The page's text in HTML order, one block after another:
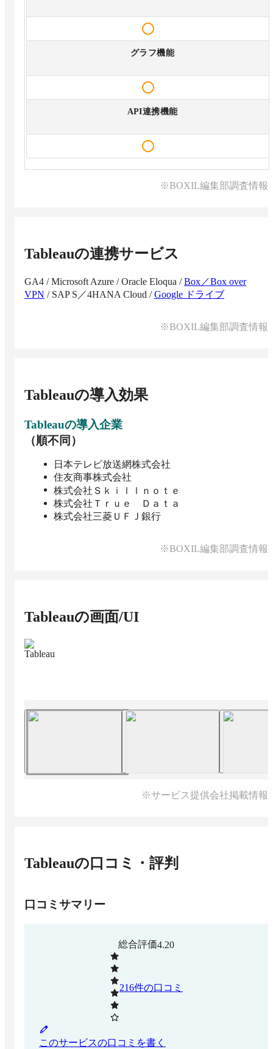
グラフ機能
API連携機能
※BOXIL編集部調査情報
Tableauの連携サービス
GA4 /Microsoft Azure /Oracle Eloqua /Box／Box over
VPN / SAP S／4HANA Cloud /Google ドライブ
※BOXIL編集部調査情報
Tableauの導入効果
Tableauの導入企業
（順不同）
日本テレビ放送網株式会社
住友商事株式会社
株式会社Ｓｋｉｌｌｎｏｔｅ
株式会社Ｔｒｕｅ Ｄａｔａ
株式会社三菱ＵＦＪ銀行
※BOXIL編集部調査情報
Tableauの画面/UI
Tableau
※サービス提供会社掲載情報
Tableauの口コミ・評判
口コミサマリー
総合評価4.20
216件の口コミ
このサービスの口コミを書く